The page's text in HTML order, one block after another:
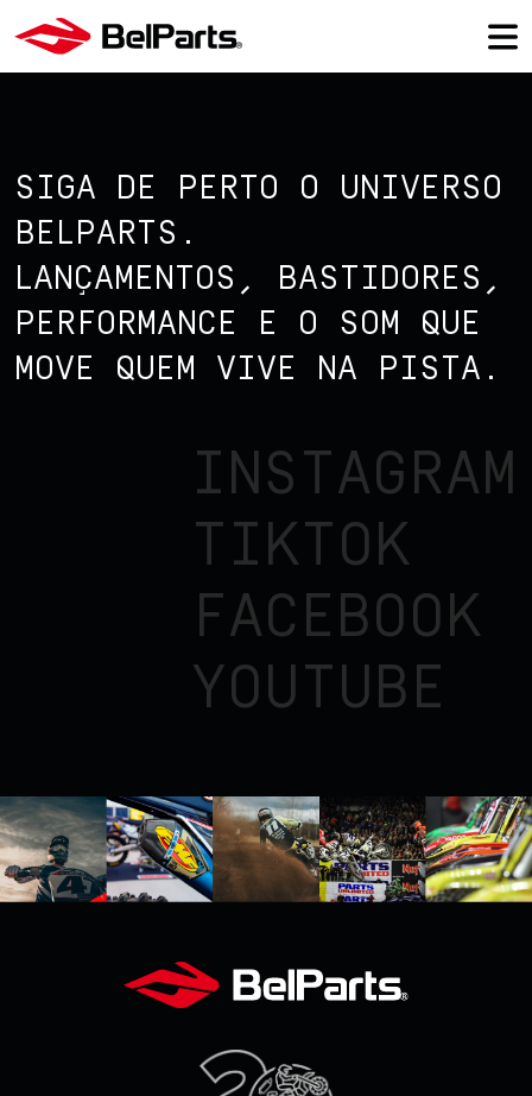
SIGA DE PERTO O UNIVERSO
BELPARTS.
LANÇAMENTOS, BASTIDORES,
PERFORMANCE E O SOM QUE
MOVE QUEM VIVE NA PISTA.
INSTAGRAM
TIKTOK
FACEBOOK
YOUTUBE